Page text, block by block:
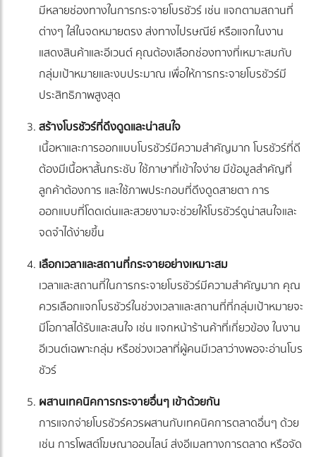
มีหลายช่องทางในการกระจายโบรชัวร์ เช่น แจกตามสถานที่
ต่างๆ ใส่ในจดหมายตรง ส่งทางไปรษณีย์ หรือแจกในงาน
แสดงสินค้าและอีเวนต์ คุณต้องเลือกช่องทางที่เหมาะสมกับ
กลุ่มเป้าหมายและงบประมาณ เพื่อให้การกระจายโบรชัวร์มี
ประสิทธิภาพสูงสุด
สร้างโบรชัวร์ที่ดึงดูดและน่าสนใจ
เนื้อหาและการออกแบบโบรชัวร์มีความสำคัญมาก โบรชัวร์ที่ดี
ต้องมีเนื้อหาสั้นกระชับ ใช้ภาษาที่เข้าใจง่าย มีข้อมูลสำคัญที่
ลูกค้าต้องการ และใช้ภาพประกอบที่ดึงดูดสายตา การ
ออกแบบที่โดดเด่นและสวยงามจะช่วยให้โบรชัวร์ดูน่าสนใจและ
จดจำได้ง่ายขึ้น
เลือกเวลาและสถานที่กระจายอย่างเหมาะสม
เวลาและสถานที่ในการกระจายโบรชัวร์มีความสำคัญมาก คุณ
ควรเลือกแจกโบรชัวร์ในช่วงเวลาและสถานที่ที่กลุ่มเป้าหมายจะ
มีโอกาสได้รับและสนใจ เช่น แจกหน้าร้านค้าที่เกี่ยวข้อง ในงาน
อีเวนต์เฉพาะกลุ่ม หรือช่วงเวลาที่ผู้คนมีเวลาว่างพอจะอ่านโบร
ชัวร์
ผสานเทคนิคการกระจายอื่นๆ เข้าด้วยกัน
การแจกจ่ายโบรชัวร์ควรผสานกับเทคนิคการตลาดอื่นๆ ด้วย
เช่น การโพสต์โฆษณาออนไลน์ ส่งอีเมลทางการตลาด หรือจัด